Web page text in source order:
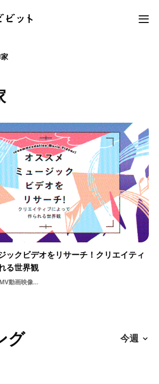
ックビデオをリサーチ！クリエイティ
る世界観
MV動画映像作家音楽ムービー映像デザインミュージックビデオ
グ